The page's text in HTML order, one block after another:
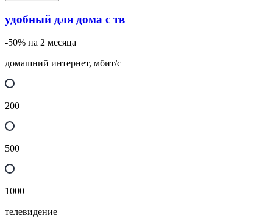
удобный для дома с тв
-50% на 2 месяца
домашний интернет, мбит/с
200
500
1000
телевидение